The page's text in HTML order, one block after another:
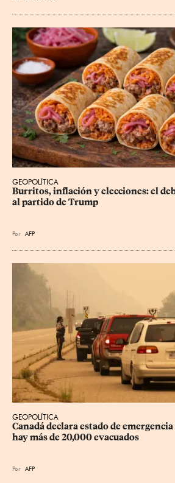
GEOPOLÍTICA
Burritos, inflación y elecciones: el
al partido de Trump
Por AFP
GEOPOLÍTICA
Canadá declara estado de
hay más de 20,000 evacuados
Por AFP